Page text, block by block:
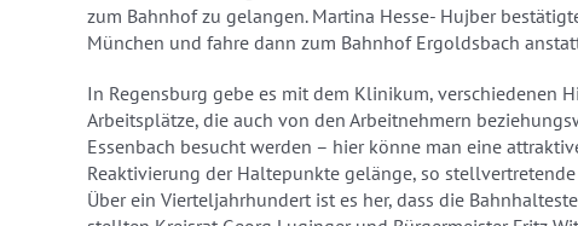
zum Bahnhof zu gelangen. Martina Hesse- Hujber
München und fahre dann zum Bahnhof Ergoldsbach
In Regensburg gebe es mit dem Klinikum, verschiedenen
Arbeitsplätze, die auch von den Arbeitnehmern
Essenbach besucht werden – hier könne man eine
Reaktivierung der Haltepunkte gelänge, so
Über ein Vierteljahrhundert ist es her, dass die